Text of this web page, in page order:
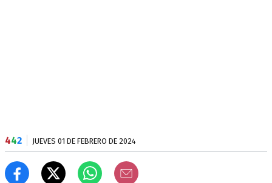
442 JUEVES 01 DE FEBRERO DE 2024